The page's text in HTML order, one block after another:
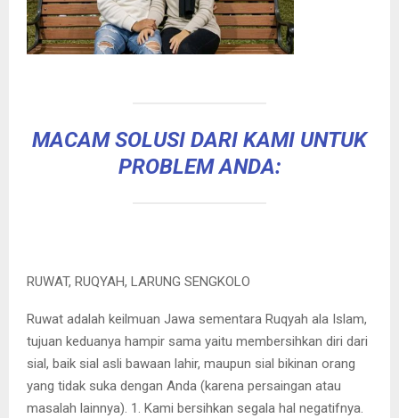
MACAM SOLUSI DARI KAMI UNTUK
PROBLEM ANDA:
RUWAT, RUQYAH, LARUNG SENGKOLO
Ruwat adalah keilmuan Jawa sementara Ruqyah ala Islam,
tujuan keduanya hampir sama yaitu membersihkan diri dari
sial, baik sial asli bawaan lahir, maupun sial bikinan orang
yang tidak suka dengan Anda (karena persaingan atau
masalah lainnya). 1. Kami bersihkan segala hal negatifnya.